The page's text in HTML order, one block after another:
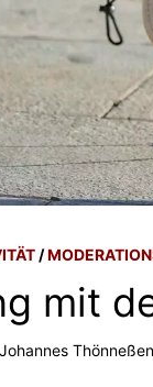
/
mit
Johannes Thönneßen